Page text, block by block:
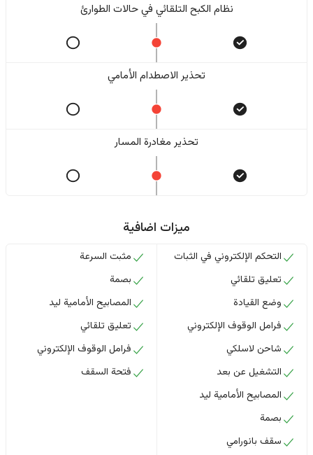
نظام الكبح التلقائي في حالات الطوارئ
تحذير الاصطدام الأمامي
تحذير مغادرة المسار
ميزات اضافية
التحكم الإلكتروني في الثبات
تعليق تلقائي
وضع القيادة
فرامل الوقوف الإلكتروني
شاحن لاسلكي
التشغيل عن بعد
المصابيح الأمامية ليد
بصمة
سقف بانورامي
مثبت السرعة
بصمة
المصابيح الأمامية ليد
تعليق تلقائي
فرامل الوقوف الإلكتروني
فتحة السقف